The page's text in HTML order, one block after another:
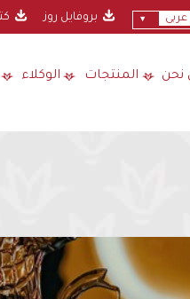
عربى بروفايل روز
نحن المنتجات الوكلاء